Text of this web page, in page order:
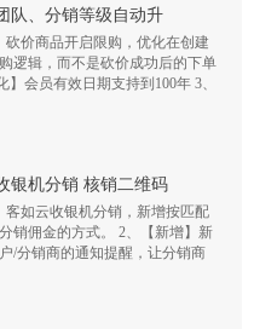
队、分销等级自动升
砍价商品开启限购，优化在创建
逻辑，而不是砍价成功后的下单
会员有效日期支持到100年 3、
银机分销 核销二维码
客如云收银机分销，新增按匹配
销佣金的方式。 2、【新增】新
/分销商的通知提醒，让分销商